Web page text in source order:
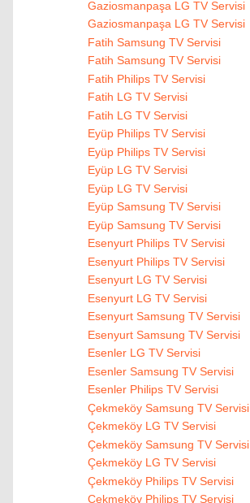
Gaziosmanpaşa LG TV Servisi
Gaziosmanpaşa LG TV Servisi
Fatih Samsung TV Servisi
Fatih Samsung TV Servisi
Fatih Philips TV Servisi
Fatih LG TV Servisi
Fatih LG TV Servisi
Eyüp Philips TV Servisi
Eyüp Philips TV Servisi
Eyüp LG TV Servisi
Eyüp LG TV Servisi
Eyüp Samsung TV Servisi
Eyüp Samsung TV Servisi
Esenyurt Philips TV Servisi
Esenyurt Philips TV Servisi
Esenyurt LG TV Servisi
Esenyurt LG TV Servisi
Esenyurt Samsung TV Servisi
Esenyurt Samsung TV Servisi
Esenler LG TV Servisi
Esenler Samsung TV Servisi
Esenler Philips TV Servisi
Çekmeköy Samsung TV Servisi
Çekmeköy LG TV Servisi
Çekmeköy Samsung TV Servisi
Çekmeköy LG TV Servisi
Çekmeköy Philips TV Servisi
Çekmeköy Philips TV Servisi